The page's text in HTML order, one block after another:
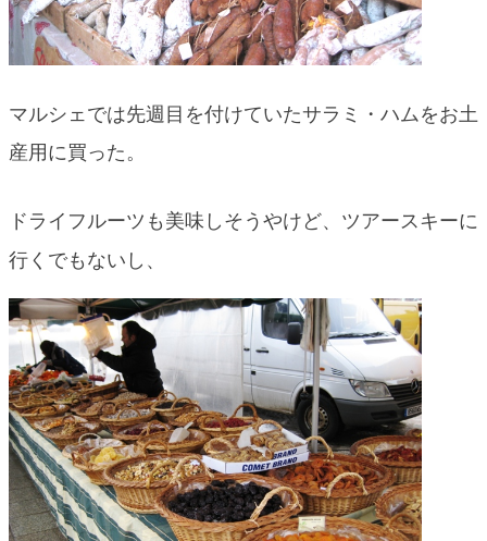
マルシェでは先週目を付けていたサラミ・ハムをお土
産用に買った。
ドライフルーツも美味しそうやけど、ツアースキーに
行くでもないし、